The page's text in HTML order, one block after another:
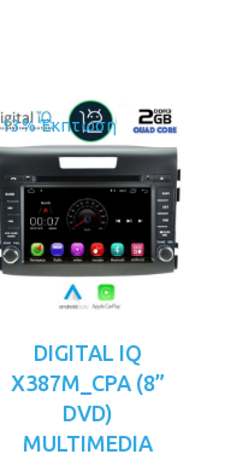
13% Έκπτωση
DIGITAL IQ
X387M_CPA (8”
DVD)
MULTIMEDIA